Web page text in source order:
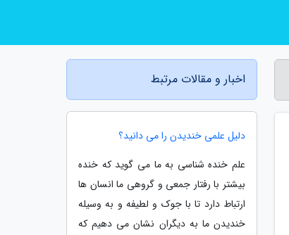
اخبار و مقالات مرتبط
دلیل علمی خندیدن را می دانید؟
علم خنده شناسی به ما می گوید که خنده
بیشتر با رفتار جمعی و گروهی ما انسان ها
ارتباط دارد تا با جوک و لطیفه و به وسیله
خندیدن ما به دیگران نشان می دهیم که